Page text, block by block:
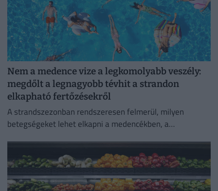
Nem a medence vize a legkomolyabb veszély:
megdőlt a legnagyobb tévhit a strandon
elkapható fertőzésekről
A strandszezonban rendszeresen felmerül, milyen
betegségeket lehet elkapni a medencékben, a